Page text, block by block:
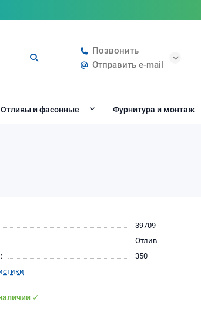
Позвонить
Отправить e-mail
Отливы и фасонные Фурнитура и монтаж
39709
Отлив
350
✓